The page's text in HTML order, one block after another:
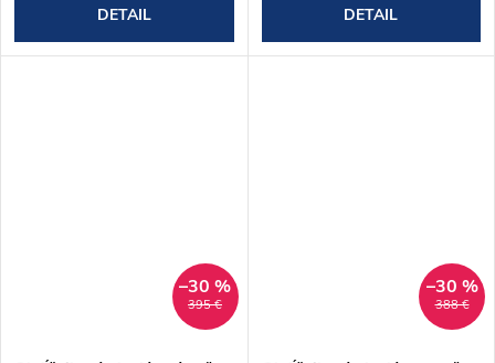
DETAIL DETAIL
395 €
–30 %
388 €
–30 %